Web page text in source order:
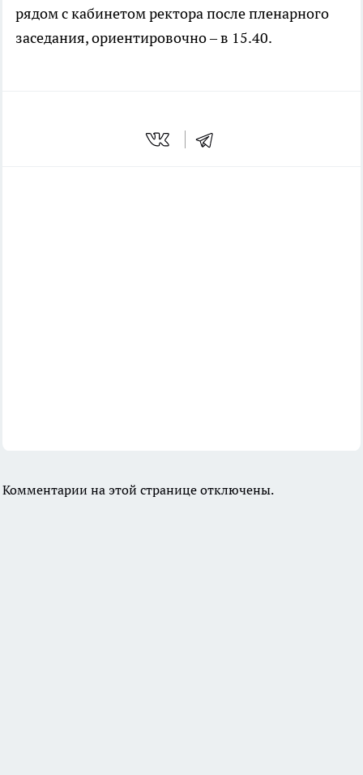
рядом с кабинетом ректора после пленарного
заседания, ориентировочно – в 15.40.
Комментарии на этой странице отключены.